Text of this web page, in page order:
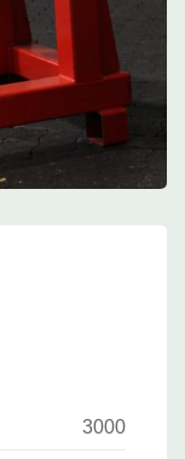
3000